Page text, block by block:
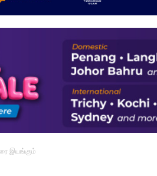
மக்கள்
இயங்கும்